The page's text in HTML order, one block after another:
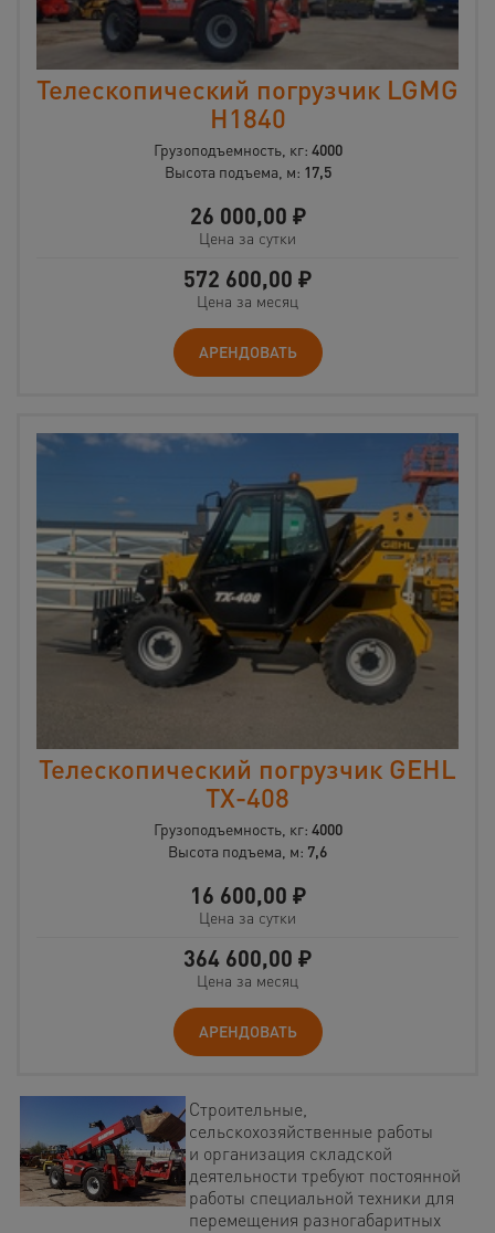
Телескопический погрузчик LGMG
H1840
Грузоподъемность, кг: 4000
Высота подъема, м: 17,5
26 000,00 ₽
Цена за сутки
572 600,00 ₽
Цена за месяц
АРЕНДОВАТЬ
Телескопический погрузчик GEHL
TX-408
Грузоподъемность, кг: 4000
Высота подъема, м: 7,6
16 600,00 ₽
Цена за сутки
364 600,00 ₽
Цена за месяц
АРЕНДОВАТЬ
Строительные,
сельскохозяйственные работы
и организация складской
деятельности требуют постоянной
работы специальной техники для
перемещения разногабаритных